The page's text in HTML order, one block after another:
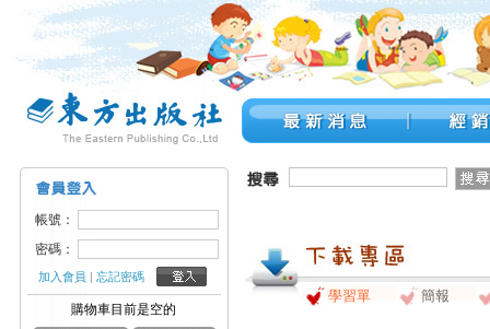
帳號：
密碼：
加入會員 |忘記密碼
購物車目前是空的
學習單 簡報